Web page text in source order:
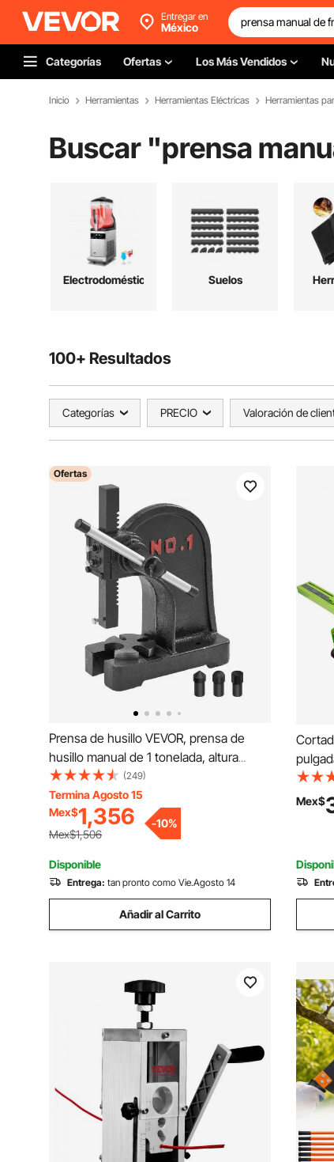
Entregar en
México
Categorías Ofertas Los Más Vendidos
Inicio Herramientas Herramientas Eléctricas Herramientas
Buscar "prensa
Electrodomésticos Suelos
100+ Resultados
Categorías PRECIO Valoración de
Ofertas
Prensa de husillo VEVOR, prensa de
husillo manual de 1 tonelada, altura
máxima de 5,9", prensa de husillo
manual de escritorio de alta resistencia
de hierro fundido, prensa manual de
precisión para estampado, doblado,
(249)
Termina Agosto 15
Mex$1,356
Mex$1,506
-10%
Disponible
Entrega: tan pronto como Vie.Agosto 14
Añadir al Carrito
con
de
Mex$